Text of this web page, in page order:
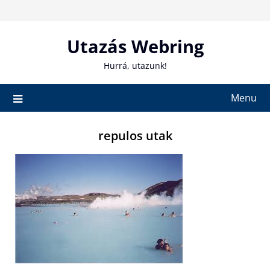
Utazás Webring
Hurrá, utazunk!
Menu
repulos utak